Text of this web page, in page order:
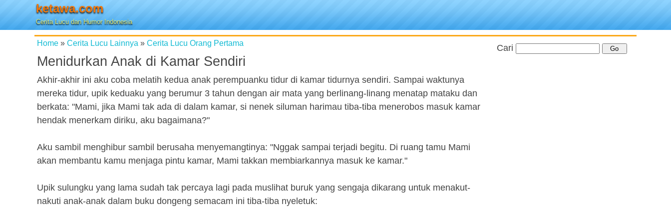
ketawa.com
Cerita Lucu dan Humor Indonesia
Home » Cerita Lucu Lainnya » Cerita Lucu Orang Pertama
Menidurkan Anak di Kamar Sendiri
Akhir-akhir ini aku coba melatih kedua anak perempuanku tidur di kamar tidurnya sendiri. Sampai waktunya
mereka tidur, upik keduaku yang berumur 3 tahun dengan air mata yang berlinang-linang menatap mataku dan
berkata: "Mami, jika Mami tak ada di dalam kamar, si nenek siluman harimau tiba-tiba menerobos masuk kamar
hendak menerkam diriku, aku bagaimana?"
Aku sambil menghibur sambil berusaha menyemangtinya: "Nggak sampai terjadi begitu. Di ruang tamu Mami
akan membantu kamu menjaga pintu kamar, Mami takkan membiarkannya masuk ke kamar."
Upik sulungku yang lama sudah tak percaya lagi pada muslihat buruk yang sengaja dikarang untuk menakut-
nakuti anak-anak dalam buku dongeng semacam ini tiba-tiba nyeletuk:
Cari